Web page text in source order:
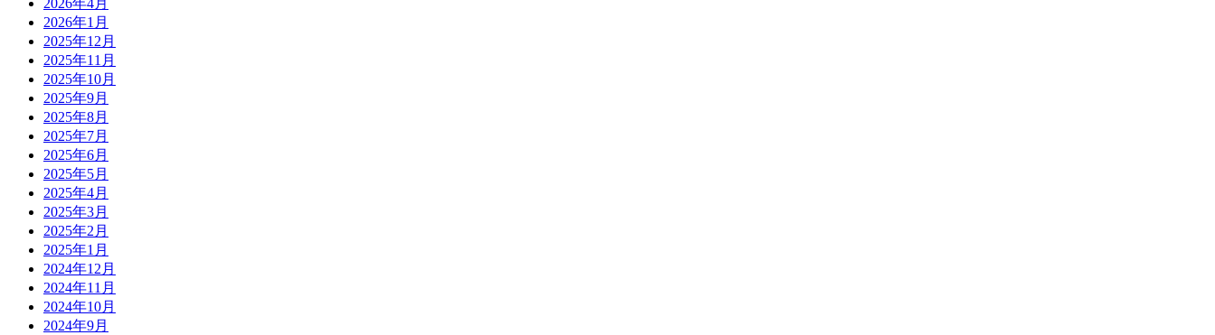
2026年4月
2026年1月
2025年12月
2025年11月
2025年10月
2025年9月
2025年8月
2025年7月
2025年6月
2025年5月
2025年4月
2025年3月
2025年2月
2025年1月
2024年12月
2024年11月
2024年10月
2024年9月